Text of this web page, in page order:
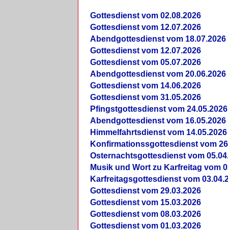
Gottesdienst vom 02.08.2026
Gottesdienst vom 12.07.2026
Abendgottesdienst vom 18.07.2026
Gottesdienst vom 12.07.2026
Gottesdienst vom 05.07.2026
Abendgottesdienst vom 20.06.2026
Gottesdienst vom 14.06.2026
Gottesdienst vom 31.05.2026
Pfingstgottesdienst vom 24.05.2026
Abendgottesdienst vom 16.05.2026
Himmelfahrtsdienst vom 14.05.2026
Konfirmationssgottesdienst vom
Osternachtsgottesdienst vom
Musik und Wort zu Karfreitag vom
Karfreitagsgottesdienst vom
Gottesdienst vom 29.03.2026
Gottesdienst vom 15.03.2026
Gottesdienst vom 08.03.2026
Gottesdienst vom 01.03.2026